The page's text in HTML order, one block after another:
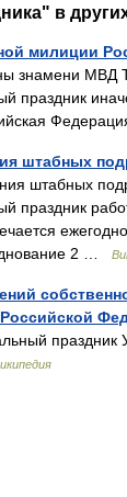
в
милиции
знамени МВД
праздник
штабных
штабных
праздник
2 …